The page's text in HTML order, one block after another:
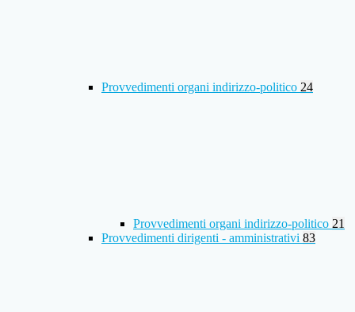
Provvedimenti organi indirizzo-politico 24
Provvedimenti organi indirizzo-politico 21
Provvedimenti dirigenti - amministrativi 83